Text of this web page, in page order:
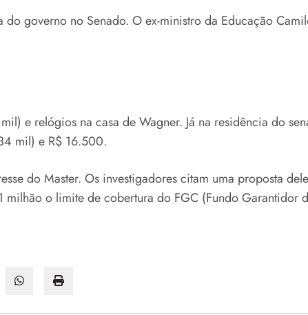
governo no Senado. O ex-ministro da Educação
e relógios na casa de Wagner. Já na residência do
mil) e R$ 16.500.
do Master. Os investigadores citam uma proposta
milhão o limite de cobertura do FGC (Fundo Garantidor